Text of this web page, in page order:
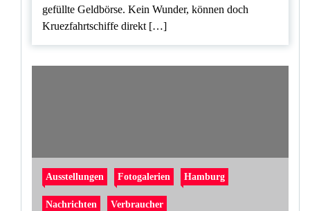
gefüllte Geldbörse. Kein Wunder, können doch
Kruezfahrtschiffe direkt […]
Ausstellungen Fotogalerien Hamburg
Nachrichten Verbraucher